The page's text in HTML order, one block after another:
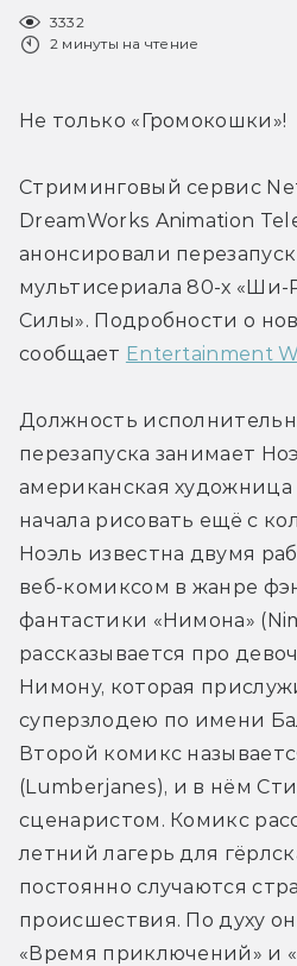
3332
2 минуты на чтение
Не только «Громокошки»!
Стриминговый сервис
DreamWorks Animation
анонсировали
мультисериала 80-х «Ши-
Силы». Подробности о
сообщает Entertainment
Должность
перезапуска занимает
американская
начала рисовать ещё с
Ноэль известна двумя
веб-комиксом в жанре
фантастики «Нимона»
рассказывается про
Нимону, которая
суперзлодею по имени
Второй комикс
(Lumberjanes), и в нём
сценаристом. Комикс
летний лагерь для
постоянно случаются
происшествия. По духу
«Время приключений» и